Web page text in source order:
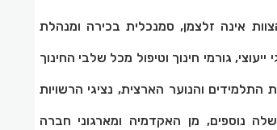
אינה זלצמן, סמנכלית בכירה ומנהלת
גורמי חינוך וטיפול מכל שלבי החינוך
התלמידים והנוער הארצית, נציגי הרשויות
נוספים, מן האקדמיה ומארגוני חברה